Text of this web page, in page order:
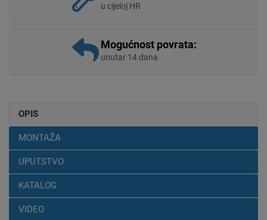
u cijeloj HR
Mogućnost povrata:
unutar 14 dana
OPIS
MONTAŽA
UPUTSTVO
KATALOG
VIDEO